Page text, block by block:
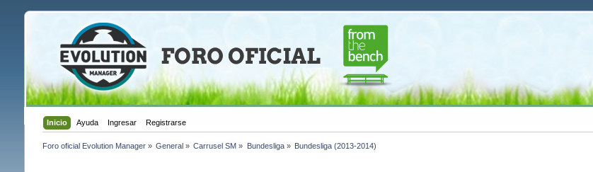
Inicio Ayuda Ingresar Registrarse
Foro oficial Evolution Manager» General » Carrusel SM » Bundesliga» Bundesliga (2013-2014)